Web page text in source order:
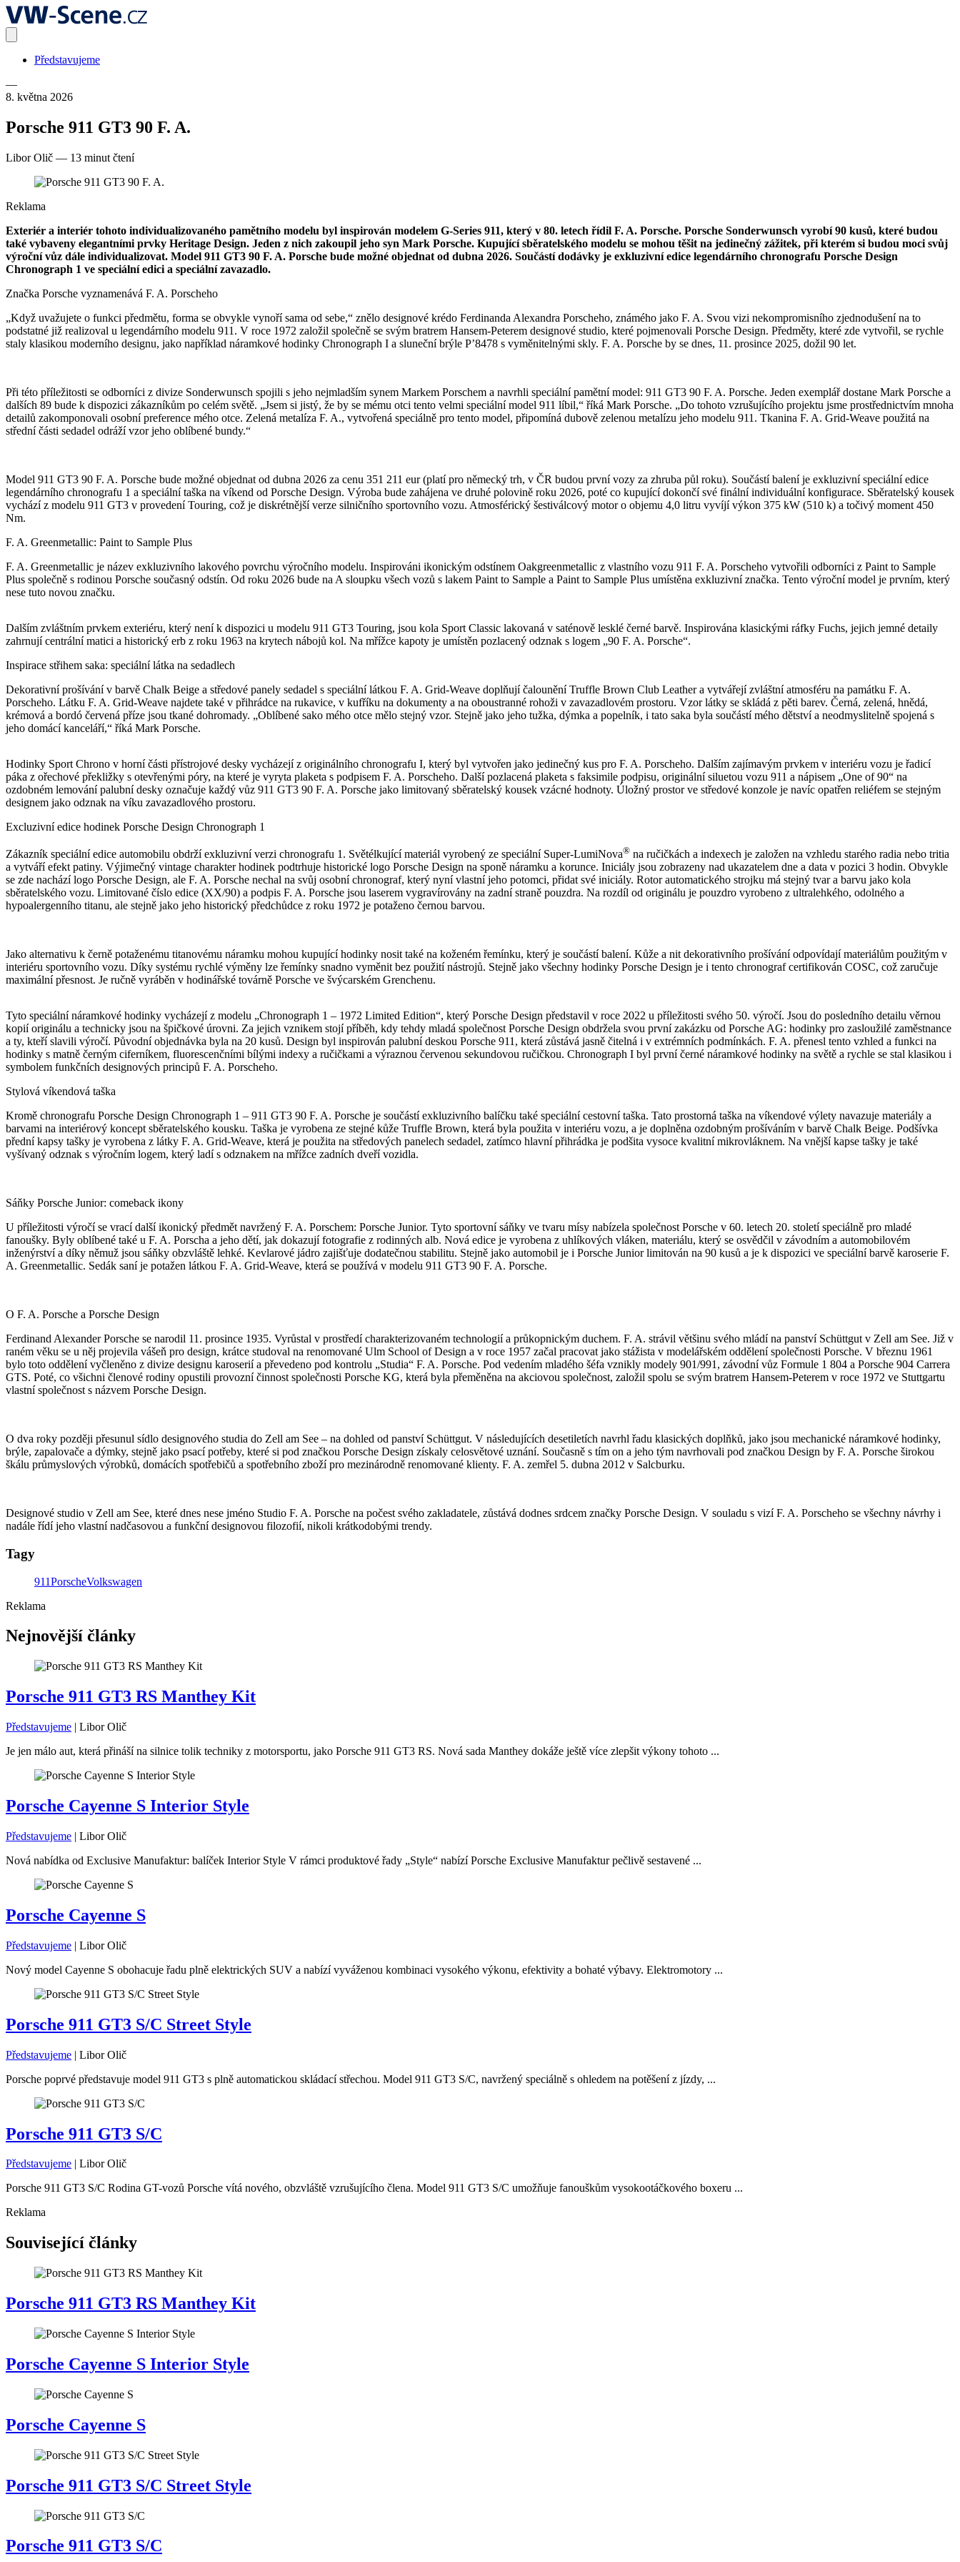
Představujeme
—
8. května 2026
Porsche 911 GT3 90 F. A.
Libor Olič — 13 minut čtení
Reklama
Exteriér a interiér tohoto individualizovaného pamětního modelu byl inspirován modelem G-Series 911, který v 80. letech řídil F. A. Porsche. Porsche Sonderwunsch vyrobí 90 kusů, které budou
také vybaveny elegantními prvky Heritage Design. Jeden z nich zakoupil jeho syn Mark Porsche. Kupující sběratelského modelu se mohou těšit na jedinečný zážitek, při kterém si budou moci svůj
výroční vůz dále individualizovat. Model 911 GT3 90 F. A. Porsche bude možné objednat od dubna 2026. Součástí dodávky je exkluzivní edice legendárního chronografu Porsche Design
Chronograph 1 ve speciální edici a speciální zavazadlo.
Značka Porsche vyznamenává F. A. Porscheho
„Když uvažujete o funkci předmětu, forma se obvykle vynoří sama od sebe,“ znělo designové krédo Ferdinanda Alexandra Porscheho, známého jako F. A. Svou vizi nekompromisního zjednodušení na to
podstatné již realizoval u legendárního modelu 911. V roce 1972 založil společně se svým bratrem Hansem-Peterem designové studio, které pojmenovali Porsche Design. Předměty, které zde vytvořil, se rychle
staly klasikou moderního designu, jako například náramkové hodinky Chronograph I a sluneční brýle P’8478 s vyměnitelnými skly. F. A. Porsche by se dnes, 11. prosince 2025, dožil 90 let.
Při této příležitosti se odborníci z divize Sonderwunsch spojili s jeho nejmladším synem Markem Porschem a navrhli speciální pamětní model: 911 GT3 90 F. A. Porsche. Jeden exemplář dostane Mark Porsche a
dalších 89 bude k dispozici zákazníkům po celém světě. „Jsem si jistý, že by se mému otci tento velmi speciální model 911 líbil,“ říká Mark Porsche. „Do tohoto vzrušujícího projektu jsme prostřednictvím mnoha
detailů zakomponovali osobní preference mého otce. Zelená metalíza F. A., vytvořená speciálně pro tento model, připomíná dubově zelenou metalízu jeho modelu 911. Tkanina F. A. Grid-Weave použitá na
střední části sedadel odráží vzor jeho oblíbené bundy.“
Model 911 GT3 90 F. A. Porsche bude možné objednat od dubna 2026 za cenu 351 211 eur (platí pro německý trh, v ČR budou první vozy za zhruba půl roku). Součástí balení je exkluzivní speciální edice
legendárního chronografu 1 a speciální taška na víkend od Porsche Design. Výroba bude zahájena ve druhé polovině roku 2026, poté co kupující dokončí své finální individuální konfigurace. Sběratelský kousek
vychází z modelu 911 GT3 v provedení Touring, což je diskrétnější verze silničního sportovního vozu. Atmosférický šestiválcový motor o objemu 4,0 litru vyvíjí výkon 375 kW (510 k) a točivý moment 450
Nm.
F. A. Greenmetallic: Paint to Sample Plus
F. A. Greenmetallic je název exkluzivního lakového povrchu výročního modelu. Inspirováni ikonickým odstínem Oakgreenmetallic z vlastního vozu 911 F. A. Porscheho vytvořili odborníci z Paint to Sample
Plus společně s rodinou Porsche současný odstín. Od roku 2026 bude na A sloupku všech vozů s lakem Paint to Sample a Paint to Sample Plus umístěna exkluzivní značka. Tento výroční model je prvním, který
nese tuto novou značku.
Dalším zvláštním prvkem exteriéru, který není k dispozici u modelu 911 GT3 Touring, jsou kola Sport Classic lakovaná v saténově lesklé černé barvě. Inspirována klasickými ráfky Fuchs, jejich jemné detaily
zahrnují centrální matici a historický erb z roku 1963 na krytech nábojů kol. Na mřížce kapoty je umístěn pozlacený odznak s logem „90 F. A. Porsche“.
Inspirace střihem saka: speciální látka na sedadlech
Dekorativní prošívání v barvě Chalk Beige a středové panely sedadel s speciální látkou F. A. Grid-Weave doplňují čalounění Truffle Brown Club Leather a vytvářejí zvláštní atmosféru na památku F. A.
Porscheho. Látku F. A. Grid-Weave najdete také v přihrádce na rukavice, v kufříku na dokumenty a na oboustranné rohoži v zavazadlovém prostoru. Vzor látky se skládá z pěti barev. Černá, zelená, hnědá,
krémová a bordó červená příze jsou tkané dohromady. „Oblíbené sako mého otce mělo stejný vzor. Stejně jako jeho tužka, dýmka a popelník, i tato saka byla součástí mého dětství a neodmyslitelně spojená s
jeho domácí kanceláří,“ říká Mark Porsche.
Hodinky Sport Chrono v horní části přístrojové desky vycházejí z originálního chronografu I, který byl vytvořen jako jedinečný kus pro F. A. Porscheho. Dalším zajímavým prvkem v interiéru vozu je řadicí
páka z ořechové překližky s otevřenými póry, na které je vyryta plaketa s podpisem F. A. Porscheho. Další pozlacená plaketa s faksimile podpisu, originální siluetou vozu 911 a nápisem „One of 90“ na
ozdobném lemování palubní desky označuje každý vůz 911 GT3 90 F. A. Porsche jako limitovaný sběratelský kousek vzácné hodnoty. Úložný prostor ve středové konzole je navíc opatřen reliéfem se stejným
designem jako odznak na víku zavazadlového prostoru.
Excluzivní edice hodinek Porsche Design Chronograph 1
Zákazník speciální edice automobilu obdrží exkluzivní verzi chronografu 1. Světélkující materiál vyrobený ze speciální Super-LumiNova® na ručičkách a indexech je založen na vzhledu starého radia nebo tritia
a vytváří efekt patiny. Výjimečný vintage charakter hodinek podtrhuje historické logo Porsche Design na sponě náramku a korunce. Iniciály jsou zobrazeny nad ukazatelem dne a data v pozici 3 hodin. Obvykle
se zde nachází logo Porsche Design, ale F. A. Porsche nechal na svůj osobní chronograf, který nyní vlastní jeho potomci, přidat své iniciály. Rotor automatického strojku má stejný tvar a barvu jako kola
sběratelského vozu. Limitované číslo edice (XX/90) a podpis F. A. Porsche jsou laserem vygravírovány na zadní straně pouzdra. Na rozdíl od originálu je pouzdro vyrobeno z ultralehkého, odolného a
hypoalergenního titanu, ale stejně jako jeho historický předchůdce z roku 1972 je potaženo černou barvou.
Jako alternativu k černě potaženému titanovému náramku mohou kupující hodinky nosit také na koženém řemínku, který je součástí balení. Kůže a nit dekorativního prošívání odpovídají materiálům použitým v
interiéru sportovního vozu. Díky systému rychlé výměny lze řemínky snadno vyměnit bez použití nástrojů. Stejně jako všechny hodinky Porsche Design je i tento chronograf certifikován COSC, což zaručuje
maximální přesnost. Je ručně vyráběn v hodinářské továrně Porsche ve švýcarském Grenchenu.
Tyto speciální náramkové hodinky vycházejí z modelu „Chronograph 1 – 1972 Limited Edition“, který Porsche Design představil v roce 2022 u příležitosti svého 50. výročí. Jsou do posledního detailu věrnou
kopií originálu a technicky jsou na špičkové úrovni. Za jejich vznikem stojí příběh, kdy tehdy mladá společnost Porsche Design obdržela svou první zakázku od Porsche AG: hodinky pro zasloužilé zaměstnance
a ty, kteří slavili výročí. Původní objednávka byla na 20 kusů. Design byl inspirován palubní deskou Porsche 911, která zůstává jasně čitelná i v extrémních podmínkách. F. A. přenesl tento vzhled a funkci na
hodinky s matně černým ciferníkem, fluorescenčními bílými indexy a ručičkami a výraznou červenou sekundovou ručičkou. Chronograph I byl první černé náramkové hodinky na světě a rychle se stal klasikou i
symbolem funkčních designových principů F. A. Porscheho.
Stylová víkendová taška
Kromě chronografu Porsche Design Chronograph 1 – 911 GT3 90 F. A. Porsche je součástí exkluzivního balíčku také speciální cestovní taška. Tato prostorná taška na víkendové výlety navazuje materiály a
barvami na interiérový koncept sběratelského kousku. Taška je vyrobena ze stejné kůže Truffle Brown, která byla použita v interiéru vozu, a je doplněna ozdobným prošíváním v barvě Chalk Beige. Podšívka
přední kapsy tašky je vyrobena z látky F. A. Grid-Weave, která je použita na středových panelech sedadel, zatímco hlavní přihrádka je podšita vysoce kvalitní mikrovláknem. Na vnější kapse tašky je také
vyšívaný odznak s výročním logem, který ladí s odznakem na mřížce zadních dveří vozidla.
Sáňky Porsche Junior: comeback ikony
U příležitosti výročí se vrací další ikonický předmět navržený F. A. Porschem: Porsche Junior. Tyto sportovní sáňky ve tvaru mísy nabízela společnost Porsche v 60. letech 20. století speciálně pro mladé
fanoušky. Byly oblíbené také u F. A. Porscha a jeho dětí, jak dokazují fotografie z rodinných alb. Nová edice je vyrobena z uhlíkových vláken, materiálu, který se osvědčil v závodním a automobilovém
inženýrství a díky němuž jsou sáňky obzvláště lehké. Kevlarové jádro zajišťuje dodatečnou stabilitu. Stejně jako automobil je i Porsche Junior limitován na 90 kusů a je k dispozici ve speciální barvě karoserie F.
A. Greenmetallic. Sedák saní je potažen látkou F. A. Grid-Weave, která se používá v modelu 911 GT3 90 F. A. Porsche.
O F. A. Porsche a Porsche Design
Ferdinand Alexander Porsche se narodil 11. prosince 1935. Vyrůstal v prostředí charakterizovaném technologií a průkopnickým duchem. F. A. strávil většinu svého mládí na panství Schüttgut v Zell am See. Již v
raném věku se u něj projevila vášeň pro design, krátce studoval na renomované Ulm School of Design a v roce 1957 začal pracovat jako stážista v modelářském oddělení společnosti Porsche. V březnu 1961
bylo toto oddělení vyčleněno z divize designu karoserií a převedeno pod kontrolu „Studia“ F. A. Porsche. Pod vedením mladého šéfa vznikly modely 901/991, závodní vůz Formule 1 804 a Porsche 904 Carrera
GTS. Poté, co všichni členové rodiny opustili provozní činnost společnosti Porsche KG, která byla přeměněna na akciovou společnost, založil spolu se svým bratrem Hansem-Peterem v roce 1972 ve Stuttgartu
vlastní společnost s názvem Porsche Design.
O dva roky později přesunul sídlo designového studia do Zell am See – na dohled od panství Schüttgut. V následujících desetiletích navrhl řadu klasických doplňků, jako jsou mechanické náramkové hodinky,
brýle, zapalovače a dýmky, stejně jako psací potřeby, které si pod značkou Porsche Design získaly celosvětové uznání. Současně s tím on a jeho tým navrhovali pod značkou Design by F. A. Porsche širokou
škálu průmyslových výrobků, domácích spotřebičů a spotřebního zboží pro mezinárodně renomované klienty. F. A. zemřel 5. dubna 2012 v Salcburku.
Designové studio v Zell am See, které dnes nese jméno Studio F. A. Porsche na počest svého zakladatele, zůstává dodnes srdcem značky Porsche Design. V souladu s vizí F. A. Porscheho se všechny návrhy i
nadále řídí jeho vlastní nadčasovou a funkční designovou filozofií, nikoli krátkodobými trendy.
Tagy
911PorscheVolkswagen
Reklama
Nejnovější články
Porsche 911 GT3 RS Manthey Kit
Představujeme | Libor Olič
Je jen málo aut, která přináší na silnice tolik techniky z motorsportu, jako Porsche 911 GT3 RS. Nová sada Manthey dokáže ještě více zlepšit výkony tohoto ...
Porsche Cayenne S Interior Style
Představujeme | Libor Olič
Nová nabídka od Exclusive Manufaktur: balíček Interior Style V rámci produktové řady „Style“ nabízí Porsche Exclusive Manufaktur pečlivě sestavené ...
Porsche Cayenne S
Představujeme | Libor Olič
Nový model Cayenne S obohacuje řadu plně elektrických SUV a nabízí vyváženou kombinaci vysokého výkonu, efektivity a bohaté výbavy. Elektromotory ...
Porsche 911 GT3 S/C Street Style
Představujeme | Libor Olič
Porsche poprvé představuje model 911 GT3 s plně automatickou skládací střechou. Model 911 GT3 S/C, navržený speciálně s ohledem na potěšení z jízdy, ...
Porsche 911 GT3 S/C
Představujeme
Libor Olič
Porsche 911 GT3 S/C Rodina GT-vozů Porsche vítá nového, obzvláště vzrušujícího člena. Model 911 GT3 S/C umožňuje fanouškům vysokootáčkového boxeru ...
Reklama
Související články
Porsche 911 GT3 RS Manthey Kit
Porsche Cayenne S Interior Style
Porsche Cayenne S
Porsche 911 GT3 S/C Street Style
Porsche 911 GT3 S/C